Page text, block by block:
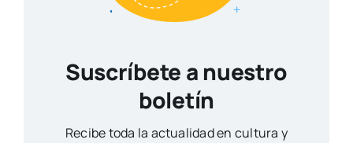
Suscríbete a nuestro
boletín
Reci­be toda la actua­li­dad en cul­tu­ra y